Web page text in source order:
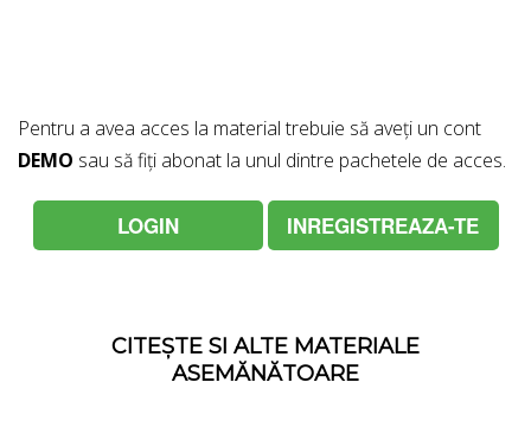
Pentru a avea acces la material trebuie să aveți un cont
DEMO sau să fiți abonat la unul dintre pachetele de acces.
LOGIN INREGISTREAZA-TE
CITEȘTE SI ALTE MATERIALE
ASEMĂNĂTOARE